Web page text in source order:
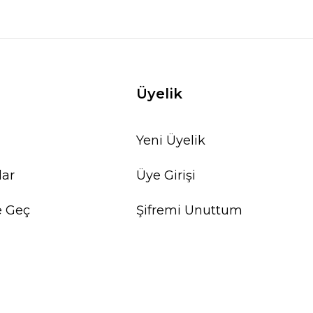
Geç
Üyelik
Yeni Üyelik
Üye Girişi
Şifremi Unuttum